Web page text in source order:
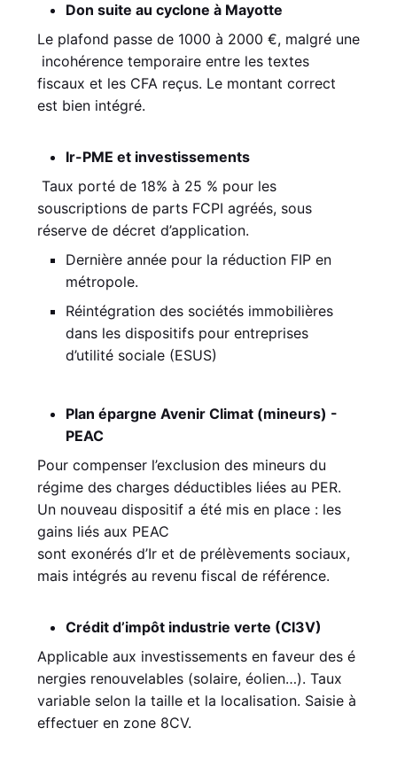
Don suite au cyclone à Mayotte
Le plafond passe de 1000 à 2000 €, malgré une
incohérence temporaire entre les textes
fiscaux et les CFA reçus. Le montant correct
est bien intégré.
Ir-PME et investissements
Taux porté de 18% à 25 % pour les
souscriptions de parts FCPI agréés, sous
réserve de décret d’application.
Dernière année pour la réduction FIP en
métropole.
Réintégration des sociétés immobilières
dans les dispositifs pour entreprises
d’utilité sociale (ESUS)
Plan épargne Avenir Climat (mineurs) -
PEAC
Pour compenser l’exclusion des mineurs du
régime des charges déductibles liées au PER.
Un nouveau dispositif a été mis en place : les
gains liés aux PEAC
sont exonérés d’Ir et de prélèvements sociaux,
mais intégrés au revenu fiscal de référence.
Crédit d’impôt industrie verte (CI3V)
Applicable aux investissements en faveur des é
nergies renouvelables (solaire, éolien…). Taux
variable selon la taille et la localisation. Saisie à
effectuer en zone 8CV.